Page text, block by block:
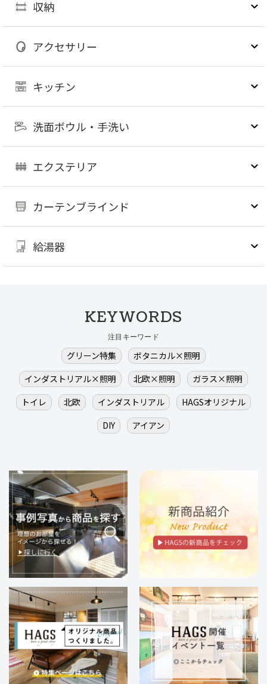
収納
アクセサリー
キッチン
洗面ボウル・手洗い
エクステリア
カーテンブラインド
給湯器
KEYWORDS
注目キーワード
グリーン特集
ボタニカル×照明
インダストリアル×照明
北欧×照明
ガラス×照明
トイレ
北欧 インダストリアル
HAGSオリジナル
DIY
アイアン